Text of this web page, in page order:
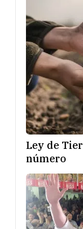
Ley de
número